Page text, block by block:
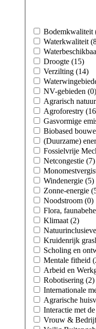
Droogte (15)
Verzilting (14)
NV-gebieden (0)
Netcongestie (7)
Windenergie (5)
Zonne-
Noodstroom (0)
Klimaat (2)
Robotisering (2)